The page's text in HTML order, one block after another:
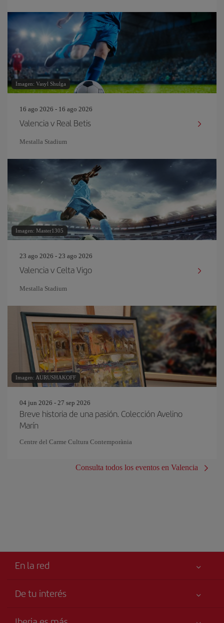
Imagen: Vasyl Shulga
16 ago 2026 - 16 ago 2026
Valencia v Real Betis
Mestalla Stadium
Imagen: Master1305
23 ago 2026 - 23 ago 2026
Valencia v Celta Vigo
Mestalla Stadium
Imagen: AURUSHAKOFF
04 jun 2026 - 27 sep 2026
Breve historia de una pasión. Colección Avelino
Marín
Centre del Carme Cultura Contemporània
Consulta todos los eventos en Valencia
En la red
De tu interés